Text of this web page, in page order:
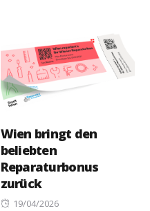
Wien bringt den
beliebten
Reparaturbonus
zurück
Posted
19/04/2026